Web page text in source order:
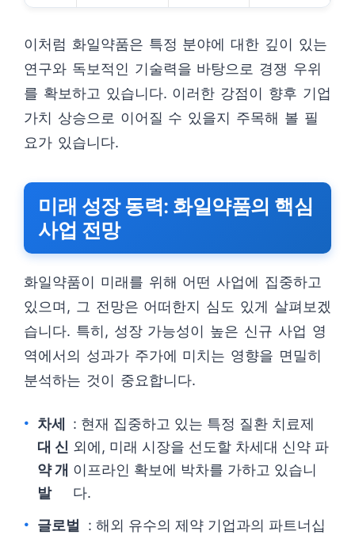
이처럼 화일약품은 특정 분야에 대한 깊이 있는
연구와 독보적인 기술력을 바탕으로 경쟁 우위
를 확보하고 있습니다. 이러한 강점이 향후 기업
가치 상승으로 이어질 수 있을지 주목해 볼 필
요가 있습니다.
미래 성장 동력: 화일약품의 핵심
사업 전망
화일약품이 미래를 위해 어떤 사업에 집중하고
있으며, 그 전망은 어떠한지 심도 있게 살펴보겠
습니다. 특히, 성장 가능성이 높은 신규 사업 영
역에서의 성과가 주가에 미치는 영향을 면밀히
분석하는 것이 중요합니다.
차세
대 신
약 개
발
: 현재 집중하고 있는 특정 질환 치료제
외에, 미래 시장을 선도할 차세대 신약 파
이프라인 확보에 박차를 가하고 있습니
다.
글로벌
: 해외 유수의 제약 기업과의 파트너십